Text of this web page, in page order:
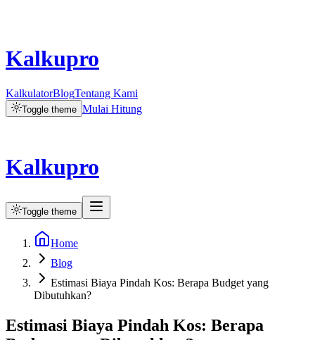
Kalkupro
KalkulatorBlogTentang Kami
Toggle theme Mulai Hitung
Kalkupro
Toggle theme
Home
Blog
Estimasi Biaya Pindah Kos: Berapa Budget yang
Dibutuhkan?
Estimasi Biaya Pindah Kos: Berapa